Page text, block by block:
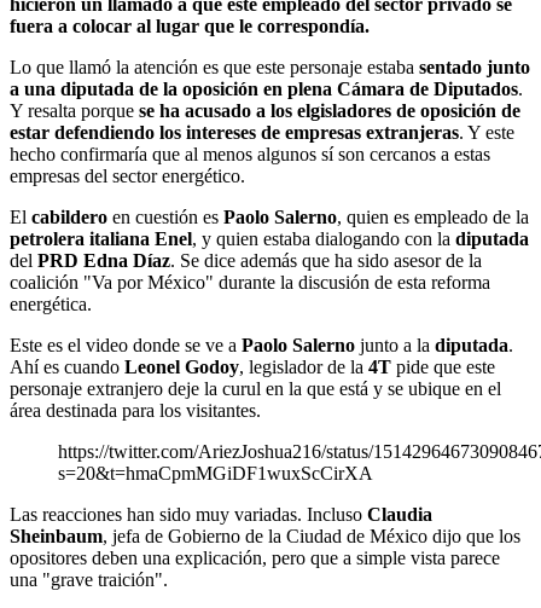
fuera a colocar al lugar que le correspondía.
Lo que llamó la atención es que este personaje estaba sentado junto
a una diputada de la oposición en plena Cámara de Diputados.
Y resalta porque se ha acusado a los elgisladores de oposición de
estar defendiendo los intereses de empresas extranjeras. Y este
hecho confirmaría que al menos algunos sí son cercanos a estas
empresas del sector energético.
El cabildero en cuestión es Paolo Salerno, quien es empleado de la
petrolera italiana Enel, y quien estaba dialogando con la diputada
del PRD Edna Díaz. Se dice además que ha sido asesor de la
coalición "Va por México" durante la discusión de esta reforma
energética.
Este es el video donde se ve a Paolo Salerno junto a la diputada.
Ahí es cuando Leonel Godoy, legislador de la 4T pide que este
personaje extranjero deje la curul en la que está y se ubique en el
área destinada para los visitantes.
https://twitter.com/AriezJoshua216/status/
s=20&t=hmaCpmMGiDF1wuxScCirXA
Las reacciones han sido muy variadas. Incluso Claudia
Sheinbaum, jefa de Gobierno de la Ciudad de México dijo que los
opositores deben una explicación, pero que a simple vista parece
una "grave traición".